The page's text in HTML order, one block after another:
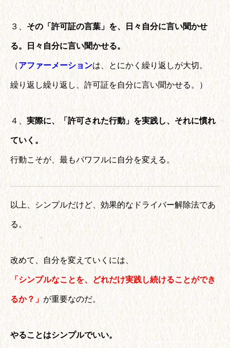
３、その「許可証の言葉」を、日々自分に言い聞かせ
る。日々自分に言い聞かせる。
（アファーメーションは、とにかく繰り返しが大切。
繰り返し繰り返し、許可証を自分に言い聞かせる。）
４、 実際に、「許可された行動」を実践し、それに慣れ
ていく。
行動こそが、最もパワフルに自分を変える。
以上、シンプルだけど、効果的なドライバー解除法であ
る。
改めて、自分を変えていくには、
「シンプルなことを、どれだけ実践し続けることができ
るか？」が重要なのだ。
やることはシンプルでいい。